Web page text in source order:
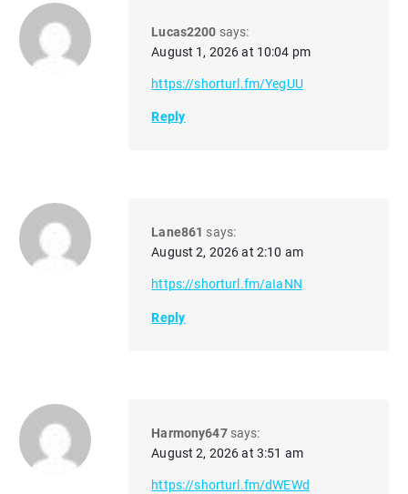
Lucas2200 says:
August 1, 2026 at 10:04 pm
https://shorturl.fm/YegUU
Reply
Lane861 says:
August 2, 2026 at 2:10 am
https://shorturl.fm/aIaNN
Reply
Harmony647 says:
August 2, 2026 at 3:51 am
https://shorturl.fm/dWEWd